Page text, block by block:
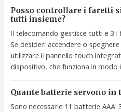
Posso controllare i faretti
tutti insieme?
Il telecomando gestisce tutti e 3
Se desideri accendere o
utilizzare il pannello touch
dispositivo, che funziona in modo
Quante batterie servono in
Sono necessarie 11 batterie